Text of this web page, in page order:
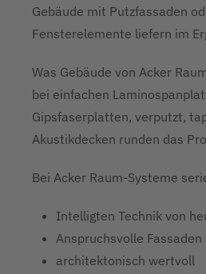
Gebäude mit Putzfassaden
Fensterelemente liefern im
Was Gebäude von Acker
bei einfachen
Gipsfaserplatten, verputzt,
Akustikdecken runden das
Bei Acker Raum-Systeme
Intelligten Technik von
Anspruchsvolle Fassaden
architektonisch wertvoll